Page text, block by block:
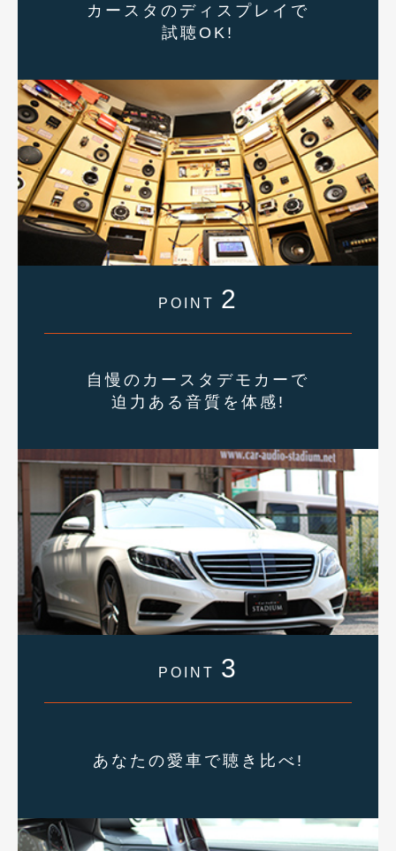
カースタのディスプレイで
試聴OK!
POINT 2
自慢のカースタデモカーで
迫力ある音質を体感!
POINT 3
あなたの愛車で聴き比べ!